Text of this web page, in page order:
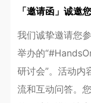
我们诚挚邀请您
举办的
研讨会”。活动内
流和互动问答。